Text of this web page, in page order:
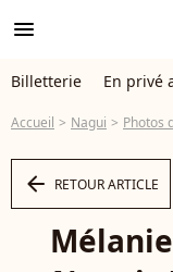
menu
Billetterie En privé
Accueil Nagui Photos
arrow_left RETOUR ARTICLE